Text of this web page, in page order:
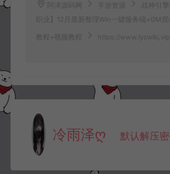
阿泽源码网 手游资源
战神引
职业】12月最新整理Win一键服务端+GM
教程+视频教程 https://
冷雨泽ღ 默认解压